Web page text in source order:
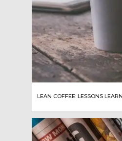
LEAN COFFEE: LESSONS